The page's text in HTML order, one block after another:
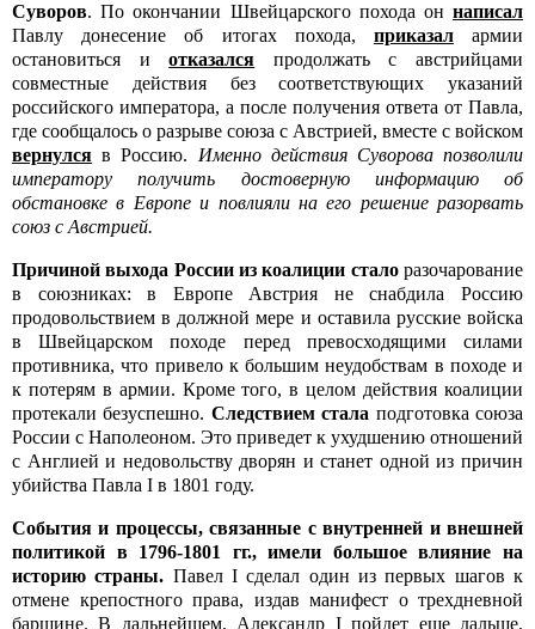
Суворов. По окончании Швейцарского похода он написал
Павлу донесение об итогах похода, приказалармии
остановиться иотказался продолжать с австрийцами
совместные действия без соответствующих указаний
российского императора, а после получения ответа от Павла,
где сообщалось о разрыве союза с Австрией, вместе с войском
вернулся в Россию. Именно действия Суворова позволили
императору получить достоверную информацию об
обстановке в Европе и повлияли на его решение разорвать
союз с Австрией.
Причиной выхода России из коалиции сталоразочарование
в союзниках: в Европе Австрия не снабдила Россию
продовольствием в должной мере и оставила русские войска
в Швейцарском походе перед превосходящими силами
противника, что привело к большим неудобствам в походе и
к потерям в армии. Кроме того, в целом действия коалиции
протекали безуспешно. Следствием стала подготовка союза
России с Наполеоном. Это приведет к ухудшению отношений
с Англией и недовольству дворян и станет одной из причин
убийства Павла I в 1801 году.
События и процессы, связанные с внутренней и внешней
политикой в 1796-1801 гг., имели большое влияние на
историю страны. Павел I сделал один из первых шагов к
отмене крепостного права, издав манифест о трехдневной
барщине. В дальнейшем, Александр I пойдет еще дальше,